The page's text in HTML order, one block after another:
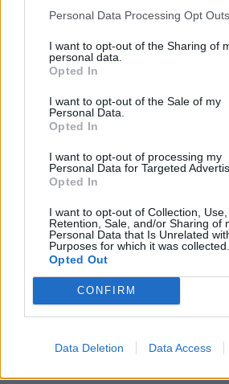
Personal Data Processing Opt Outs
I want to opt-out of the Sharing of
personal data.
Opted In
I want to opt-out of the Sale of my
Personal Data.
Opted In
I want to opt-out of processing my
Personal Data for Targeted
Opted In
I want to opt-out of Collection, Use,
Retention, Sale, and/or Sharing of
Personal Data that Is Unrelated
Purposes for which it was collected.
Opted Out
CONFIRM
Data Deletion Data Access
Κυριακή 22/1 στις 14.00
Δημοτικό Γυμναστήριο Αχαρνών
Κυριακή 22/1 στις 15.00
ΠΑΝΕΛΕΥΣΙΝΙΑΚΟΣ - ΑΠΟΛΛΩΝ
Δημοτικό Στάδιο Ελευσίνας
Α.Ε.Λ. ΚΑΛΛΟΝΗΣ – ΤΡΙΚΑΛΑ στο
Μυτιλήνης
ΚΙΣΣΑΜΙΚΟΣ – ΧΑΝΙΑ στο
Περιβολίων
ΠΑΝΣΕΡΡΑΪΚΟΣ - ΠΑΝΘΡΑΚΙΚΟΣ
Γήπεδο Σερρών
ΑΙΓΙΝΙΑΚΟΣ – ΚΑΛΛΙΘΕΑ στο
Αιγινίου
Γήπεδο Ευόσμου
ΠΑΝΑΙΓΙΑΛΕΙΟΣ - ΑΝΑΓΕΝΝΗΣΗ